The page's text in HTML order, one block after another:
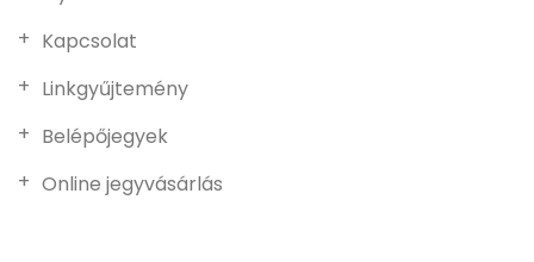
Kapcsolat
Linkgyűjtemény
Belépőjegyek
Online jegyvásárlás